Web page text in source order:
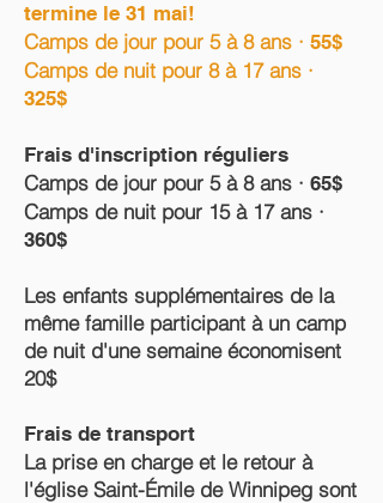
termine le 31 mai!
Camps de jour pour 5 à 8 ans · 55$
Camps de nuit pour 8 à 17 ans ·
325$
Frais d'inscription réguliers
Camps de jour pour 5 à 8 ans · 65$
Camps de nuit pour 15 à 17 ans ·
360$
Les enfants supplémentaires de la
même famille participant à un camp
de nuit d'une semaine économisent
20$
Frais de transport
La prise en charge et le retour à
l'église Saint-Émile de Winnipeg sont